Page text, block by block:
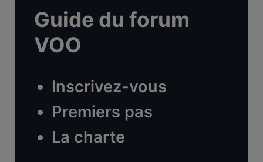
Guide du forum
VOO
Inscrivez-vous
Premiers pas
La charte